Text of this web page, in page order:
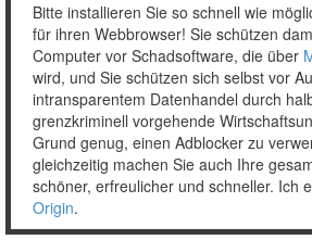
Bitte installieren Sie so schnell wie
für ihren Webbrowser! Sie schützen
Computer vor Schadsoftware, die über
wird, und Sie schützen sich selbst vor
intransparentem Datenhandel durch
grenzkriminell vorgehende
Grund genug, einen Adblocker zu
gleichzeitig machen Sie auch Ihre
schöner, erfreulicher und schneller. Ich
Origin.